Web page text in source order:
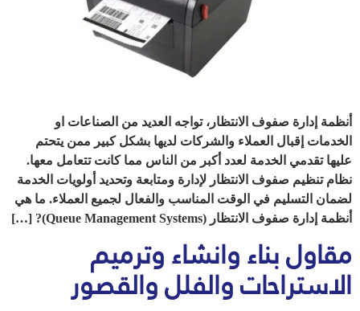
أنظمة إدارة صفوف الانتظار، تواجه العديد من الصناعات او
الخدمات إقبال العملاء والشركات لديها بشكل كبير ممن يتحتم
عليها تقدمي الخدمة لعدد أكبر من الناس مما كانت تتعامل معها.
نظام تنظيم صفوف الانتظار لإدارة ومتابعة وتحديد أولويات الخدمة
لضمان التسليم في الوقت المناسب والفعال لجميع العملاء. ما هي
أنظمة إدارة صفوف الانتظار (Queue Management Systems)? […]
مقاول بناء وانشاء وترميم
الاستراحات والفلل والقصور